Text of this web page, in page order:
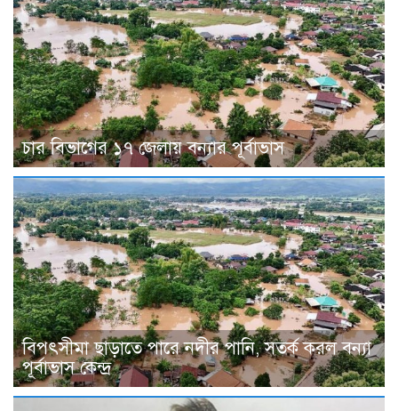
চার বিভাগের ১৭ জেলায় বন্যার পূর্বাভাস
বিপৎসীমা ছাড়াতে পারে নদীর পানি, সতর্ক করল বন্যা
পূর্বাভাস কেন্দ্র